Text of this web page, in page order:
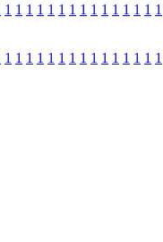
1 1 1 1 1 1 1 1 1 1 1 1 1 1 1
1 1 1 1 1 1 1 1 1 1 1 1 1 1 1